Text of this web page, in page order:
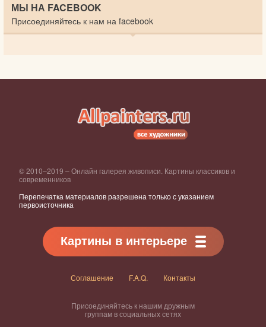
МЫ НА FACEBOOK
Присоединяйтесь к нам на facebook
© 2010–2019 – Онлайн галерея живописи. Картины классиков и
современников
Перепечатка материалов разрешена только с указанием
первоисточника
Картины в интерьере
Соглашение F.A.Q. Контакты
Присоединяйтесь к нашим дружным
группам в социальных сетях